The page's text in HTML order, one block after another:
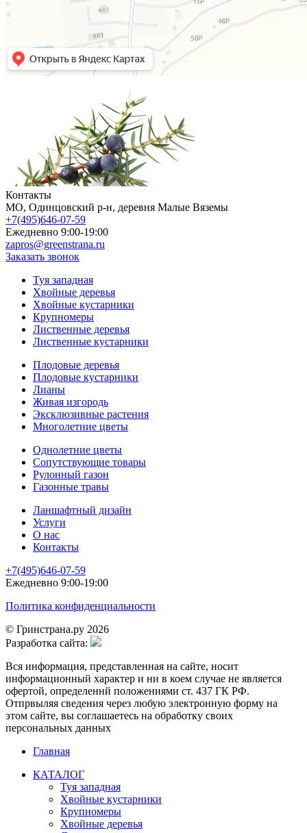
Контакты
МO, Одинцовский р-н, деревня Малые Вяземы
+7(495)646-07-59
Ежедневно 9:00-19:00
zapros@greenstrana.ru
Заказать звонок
Туя западная
Хвойные деревья
Хвойные кустарники
Крупномеры
Лиственные деревья
Лиственные кустарники
Плодовые деревья
Плодовые кустарники
Лианы
Живая изгородь
Эксклюзивные растения
Многолетние цветы
Однолетние цветы
Сопутствующие товары
Рулонный газон
Газонные травы
Ланшафтный дизайн
Услуги
О нас
Контакты
+7(495)646-07-59
Ежедневно 9:00-19:00
Политика конфиденциальности
© Гринстрана.ру 2026
Разработка сайта:
Вся информация, представленная на сайте, носит
информационный характер и ни в коем случае не является
офертой, определеннй положениями ст. 437 ГК РФ.
Отпрвыляя сведения через любую электронную форму на
этом сайте, вы соглашаетесь на обработку своих
персональных данных
Главная
КАТАЛОГ
Туя западная
Хвойные кустарники
Крупномеры
Хвойные деревья